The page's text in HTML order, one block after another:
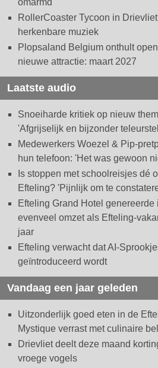
omarmd
RollerCoaster Tycoon in
herkenbare muziek
Plopsaland Belgium onthult
nieuwe attractie: maart 2027
Laatste audio
Snoeiharde kritiek op nieuw
'Afgrijselijk en bijzonder
Medewerkers Woezel & Pip-
hun telefoon: 'Het was gewoon
Is stoppen met schoolreisjes dé
Efteling? 'Pijnlijk om te
Efteling Grand Hotel genereerde
evenveel omzet als Efteling-
jaar
Efteling verwacht dat AI-
geïntroduceerd wordt
Vandaag een jaar geleden
Uitzonderlijk goed eten in de
Mystique verrast met culinaire
Drievliet deelt deze maand
vroege vogels